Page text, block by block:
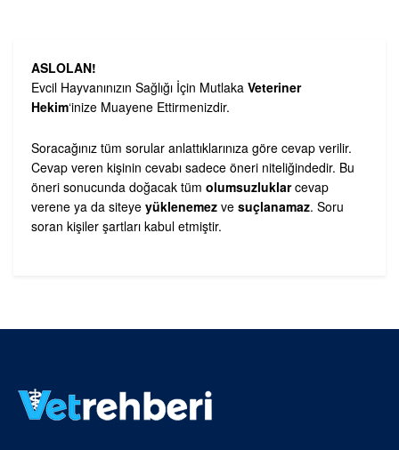
ASLOLAN!
Evcil Hayvanınızın Sağlığı İçin Mutlaka Veteriner
Hekim‘inize Muayene Ettirmenizdir.
Soracağınız tüm sorular anlattıklarınıza göre cevap verilir.
Cevap veren kişinin cevabı sadece öneri niteliğindedir. Bu
öneri sonucunda doğacak tüm olumsuzluklarcevap
verene ya da siteye yüklenemez ve suçlanamaz. Soru
soran kişiler şartları kabul etmiştir.